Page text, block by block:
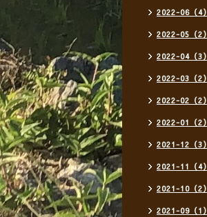
2022-06（4）
2022-05（2）
2022-04（3）
2022-03（2）
2022-02（2）
2022-01（2）
2021-12（3）
2021-11（4）
2021-10（2）
2021-09（1）